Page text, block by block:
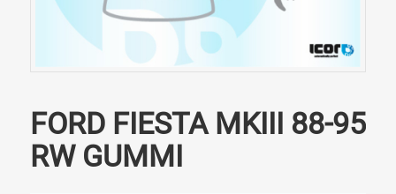
FORD FIESTA MKIII 88-95
RW GUMMI